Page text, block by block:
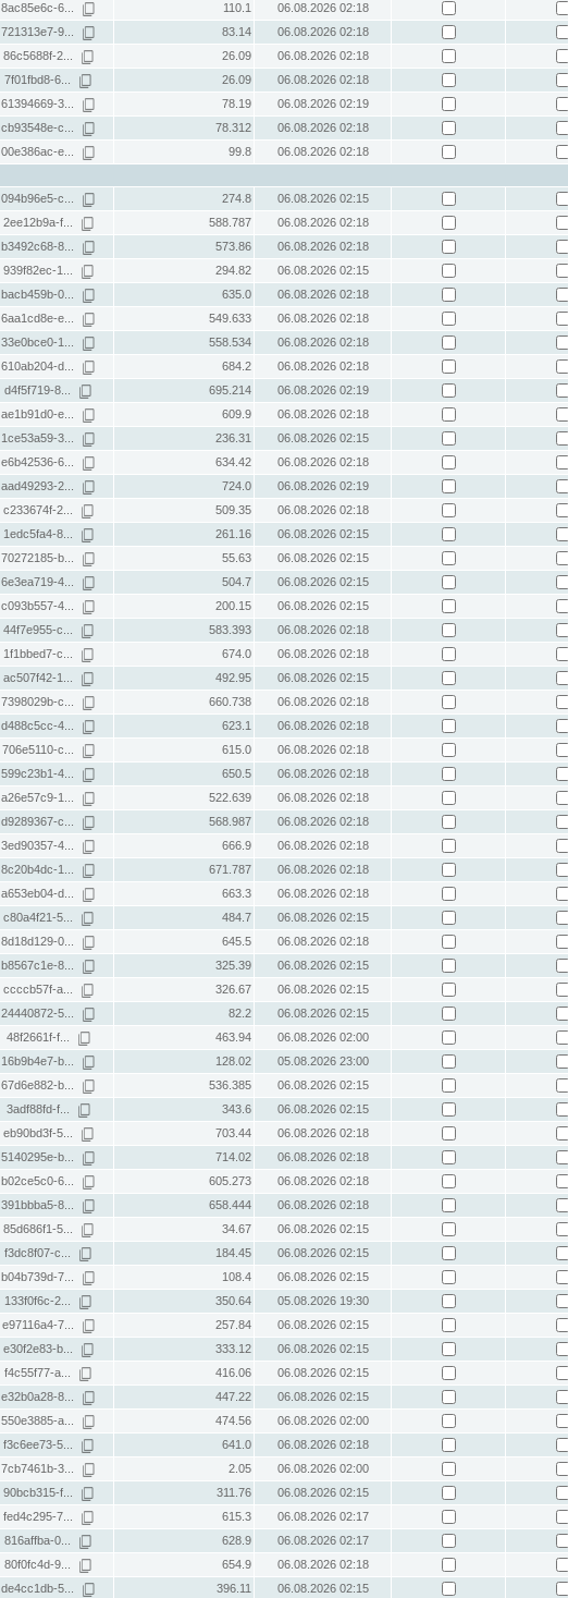
8ac85e6c-6... 110.1
06.08.2026 02:18
721313e7-9... 83.14
06.08.2026 02:18
86c5688f-2... 26.09
06.08.2026 02:18
7f01fbd8-6... 26.09
06.08.2026 02:18
61394669-3... 78.19
06.08.2026 02:19
cb93548e-c... 78.312
06.08.2026 02:18
00e386ac-e... 99.8
06.08.2026 02:18
094b96e5-c... 274.8
06.08.2026 02:15
2ee12b9a-f... 588.787
06.08.2026 02:18
b3492c68-8... 573.86
06.08.2026 02:18
939f82ec-1... 294.82
06.08.2026 02:15
bacb459b-0... 635.0
06.08.2026 02:18
6aa1cd8e-e... 549.633
06.08.2026 02:18
33e0bce0-1... 558.534
06.08.2026 02:18
610ab204-d... 684.2
06.08.2026 02:18
d4f5f719-8... 695.214
06.08.2026 02:19
ae1b91d0-e... 609.9
06.08.2026 02:18
1ce53a59-3... 236.31
06.08.2026 02:15
e6b42536-6... 634.42
06.08.2026 02:18
aad49293-2... 724.0
06.08.2026 02:19
c233674f-2... 509.35
06.08.2026 02:18
1edc5fa4-8... 261.16
06.08.2026 02:15
70272185-b... 55.63
06.08.2026 02:15
6e3ea719-4... 504.7
06.08.2026 02:15
c093b557-4... 200.15
06.08.2026 02:15
44f7e955-c... 583.393
06.08.2026 02:18
1f1bbed7-c... 674.0
06.08.2026 02:18
ac507f42-1... 492.95
06.08.2026 02:15
7398029b-c... 660.738
06.08.2026 02:18
d488c5cc-4... 623.1
06.08.2026 02:18
706e5110-c... 615.0
06.08.2026 02:18
599c23b1-4... 650.5
06.08.2026 02:18
a26e57c9-1... 522.639
06.08.2026 02:18
d9289367-c... 568.987
06.08.2026 02:18
3ed90357-4... 666.9
06.08.2026 02:18
8c20b4dc-1... 671.787
06.08.2026 02:18
a653eb04-d... 663.3
06.08.2026 02:18
c80a4f21-5... 484.7
06.08.2026 02:15
8d18d129-0... 645.5
06.08.2026 02:18
b8567c1e-8... 325.39
06.08.2026 02:15
ccccb57f-a... 326.67
06.08.2026 02:15
24440872-5... 82.2
06.08.2026 02:15
48f2661f-f... 463.94
06.08.2026 02:00
16b9b4e7-b... 128.02
05.08.2026 23:00
67d6e882-b... 536.385
06.08.2026 02:15
3adf88fd-f... 343.6
06.08.2026 02:15
eb90bd3f-5... 703.44
06.08.2026 02:18
5140295e-b... 714.02
06.08.2026 02:18
b02ce5c0-6... 605.273
06.08.2026 02:18
391bbba5-8... 658.444
06.08.2026 02:18
85d686f1-5... 34.67
06.08.2026 02:15
f3dc8f07-c... 184.45
06.08.2026 02:15
b04b739d-7... 108.4
06.08.2026 02:15
133f0f6c-2... 350.64
05.08.2026 19:30
e97116a4-7... 257.84
06.08.2026 02:15
e30f2e83-b... 333.12
06.08.2026 02:15
f4c55f77-a... 416.06
06.08.2026 02:15
e32b0a28-8... 447.22
06.08.2026 02:15
550e3885-a... 474.56
06.08.2026 02:00
f3c6ee73-5... 641.0
06.08.2026 02:18
7cb7461b-3... 2.05
06.08.2026 02:00
90bcb315-f... 311.76
06.08.2026 02:15
fed4c295-7... 615.3
06.08.2026 02:17
816affba-0... 628.9
06.08.2026 02:17
80f0fc4d-9... 654.9
06.08.2026 02:18
de4cc1db-5... 396.11 06.08.2026 02:15